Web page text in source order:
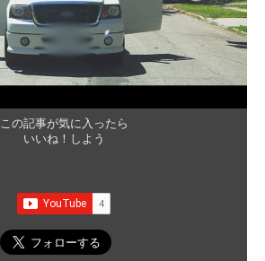
この記事が気に入ったら
いいね！しよう